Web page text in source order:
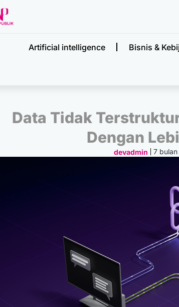
Artificial intelligence Bisnis &
Data Tidak
Dengan
devadmin 7